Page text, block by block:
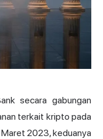
secara gabungan
terkait kripto pada
2023, keduanya